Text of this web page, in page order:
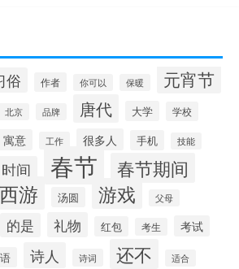
俗 作者 你可以 保暖 元宵节
北京 品牌 唐代 大学 学校
寓意 工作 很多人 手机 技能
时间 春节 春节期间
游 汤圆 游戏 父母
的是 礼物 红包 考生 考试
诗人 诗词 还不 适合